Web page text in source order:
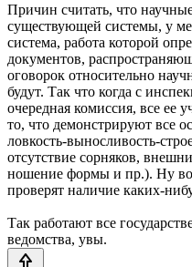
Причин считать, что
существующей системы, у
система, работа которой
документов,
оговорок относительно
будут. Так что когда с
очередная комиссия, все ее
то, что демонстрируют все
ловкость-выносливость-
отсутствие сорняков,
ношение формы и пр.). Ну
проверят наличие каких-
Так работают все
ведомства, увы.